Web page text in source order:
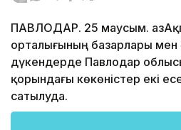
ПАВЛОДАР. 25 маусым.
орталығының базарлары мен
дүкендерде Павлодар
қорындағы көкөністер екі
сатылуда.